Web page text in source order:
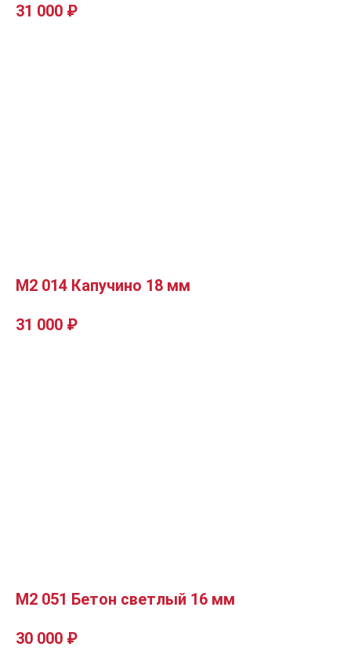
31 000 ₽
М2 014 Капучино 18 мм
31 000 ₽
М2 051 Бетон светлый 16 мм
30 000 ₽